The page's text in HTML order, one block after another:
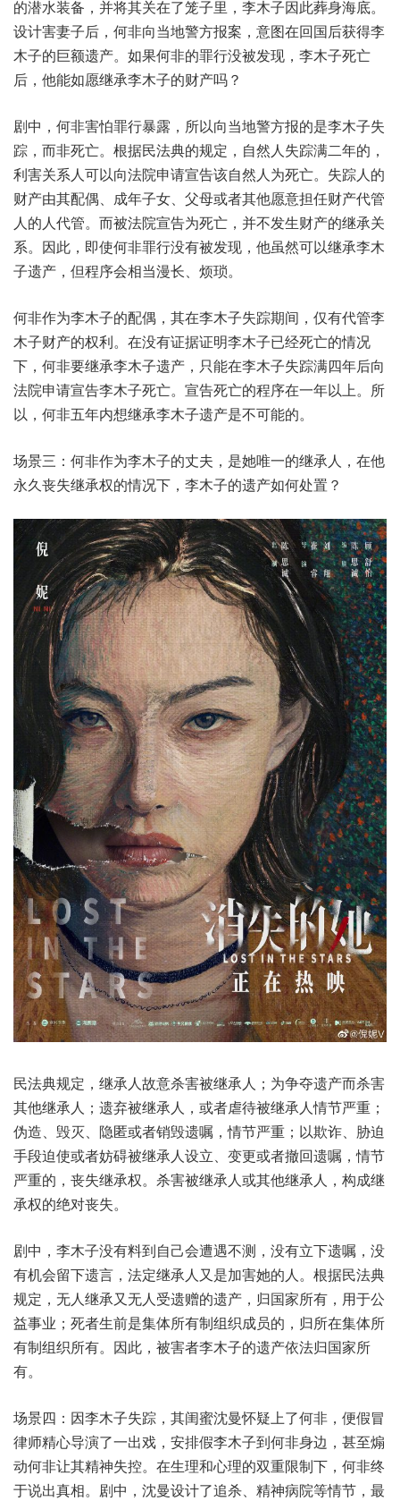
的潜水装备，并将其关在了笼子里，李木子因此葬身海底。
设计害妻子后，何非向当地警方报案，意图在回国后获得李
木子的巨额遗产。如果何非的罪行没被发现，李木子死亡
后，他能如愿继承李木子的财产吗？
剧中，何非害怕罪行暴露，所以向当地警方报的是李木子失
踪，而非死亡。根据民法典的规定，自然人失踪满二年的，
利害关系人可以向法院申请宣告该自然人为死亡。失踪人的
财产由其配偶、成年子女、父母或者其他愿意担任财产代管
人的人代管。而被法院宣告为死亡，并不发生财产的继承关
系。因此，即使何非罪行没有被发现，他虽然可以继承李木
子遗产，但程序会相当漫长、烦琐。
何非作为李木子的配偶，其在李木子失踪期间，仅有代管李
木子财产的权利。在没有证据证明李木子已经死亡的情况
下，何非要继承李木子遗产，只能在李木子失踪满四年后向
法院申请宣告李木子死亡。宣告死亡的程序在一年以上。所
以，何非五年内想继承李木子遗产是不可能的。
场景三：何非作为李木子的丈夫，是她唯一的继承人，在他
永久丧失继承权的情况下，李木子的遗产如何处置？
民法典规定，继承人故意杀害被继承人；为争夺遗产而杀害
其他继承人；遗弃被继承人，或者虐待被继承人情节严重；
伪造、毁灭、隐匿或者销毁遗嘱，情节严重；以欺诈、胁迫
手段迫使或者妨碍被继承人设立、变更或者撤回遗嘱，情节
严重的，丧失继承权。杀害被继承人或其他继承人，构成继
承权的绝对丧失。
剧中，李木子没有料到自己会遭遇不测，没有立下遗嘱，没
有机会留下遗言，法定继承人又是加害她的人。根据民法典
规定，无人继承又无人受遗赠的遗产，归国家所有，用于公
益事业；死者生前是集体所有制组织成员的，归所在集体所
有制组织所有。因此，被害者李木子的遗产依法归国家所
有。
场景四：因李木子失踪，其闺蜜沈曼怀疑上了何非，便假冒
律师精心导演了一出戏，安排假李木子到何非身边，甚至煽
动何非让其精神失控。在生理和心理的双重限制下，何非终
于说出真相。剧中，沈曼设计了追杀、精神病院等情节，最